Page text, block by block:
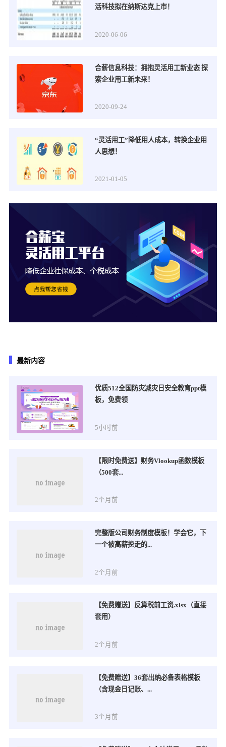
活科技拟在纳斯达克上市！
2020-06-06
合薪信息科技：拥抱灵活用工新业态 探
索企业用工新未来！
2020-09-24
“灵活用工”降低用人成本，转换企业用
人思想！
2021-01-05
最新内容
优质512全国防灾减灾日安全教育ppt模
板，免费领
5小时前
【限时免费送】财务Vlookup函数模板
（500套...
2个月前
完整版公司财务制度模板！学会它，下
一个被高薪挖走的...
2个月前
【免费赠送】反算税前工资.xlsx（直接
套用）
2个月前
【免费赠送】36套出纳必备表格模板
（含现金日记账、...
3个月前